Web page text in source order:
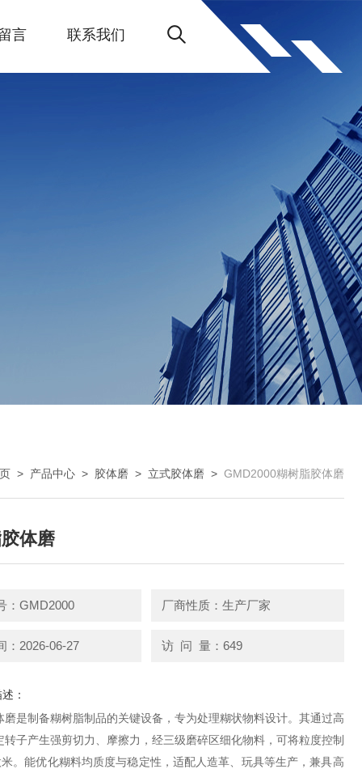
言 联系我们
> 产品中心 > 胶体磨 > 立式胶体磨 > GMD2000糊树脂胶体磨
体磨
：GMD2000 厂商性质：生产厂家
：2026-06-27 访 问 量：649
：
磨是制备糊树脂制品的关键设备，专为处理糊状物料设计。其通过高
转子产生强剪切力、摩擦力，经三级磨碎区细化物料，可将粒度控制
。能优化糊料均质度与稳定性，适配人造革、玩具等生产，兼具高